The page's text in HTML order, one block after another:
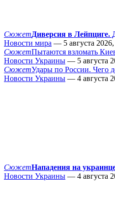
СюжетДиверсия в Лейпциге.
Новости мира — 5 августа
СюжетПытаются взломать
Новости Украины — 5 августа
СюжетУдары по России. Чего
Новости Украины — 4 августа
СюжетНападения на
Новости Украины — 4 августа